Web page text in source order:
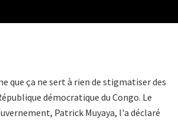
que ça ne sert à rien de stigmatiser des
démocratique du Congo. Le
Patrick Muyaya, l'a déclaré